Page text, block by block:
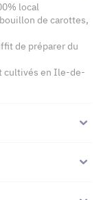
local
de carottes,
de préparer du
cultivés en Ile-de-